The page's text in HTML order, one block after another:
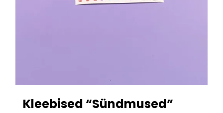
Kleebised “Sündmused”